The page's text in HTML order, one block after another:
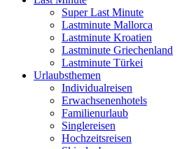
Super Last Minute
Lastminute Mallorca
Lastminute Kroatien
Lastminute Griechenland
Lastminute Türkei
Urlaubsthemen
Individualreisen
Erwachsenenhotels
Familienurlaub
Singlereisen
Hochzeitsreisen